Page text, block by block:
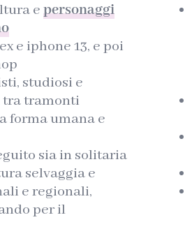
epersonaggi
e iphone 13, e poi
studiosi e
tramonti
forma umana e
sia in solitaria
selvaggia e
e regionali,
per il